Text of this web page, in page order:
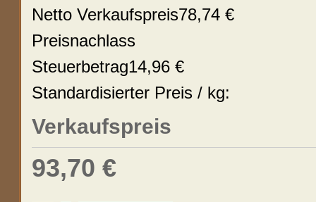
Netto Verkaufspreis78,74 €
Preisnachlass
Steuerbetrag14,96 €
Standardisierter Preis / kg:
Verkaufspreis
93,70 €